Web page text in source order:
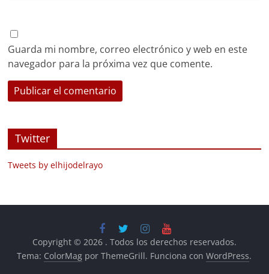
Guarda mi nombre, correo electrónico y web en este
navegador para la próxima vez que comente.
Twitter
Tweets by elhijodelrayo
Copyright © 2026 . Todos los derechos reservados.
Tema: ColorMag por ThemeGrill. Funciona conWordPress.